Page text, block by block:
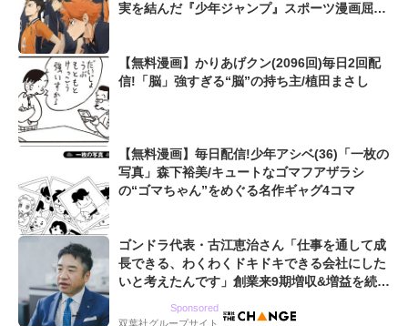
実を結んだ『少年ジャンプ』スポーツ漫画屈指
【無料漫画】かりあげクン(2096回)毎日2回配
信!「脳」強すぎる“脳”の持ち主/植田まさし
【無料漫画】毎日配信!少年アシベ(36)「一枚の
写真」森下裕美/キュートなゴマフアザラシ
の“ゴマちゃん”をめぐる名作ギャグ4コマ
ゴンドラ代表・古江恵治さん「仕事を通して成
長できる、わくわくドキドキできる会社にした
いと考えたんです」創業来9期増収&増益を続け
Sponsored
双葉社グループサイト